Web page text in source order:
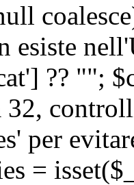
esiste
?? "";
per
=